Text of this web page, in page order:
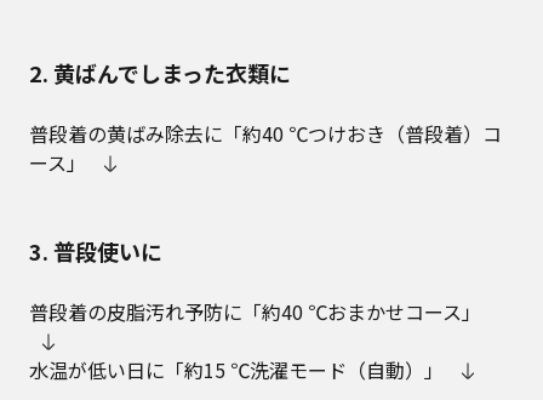
2. 黄ばんでしまった衣類に
普段着の黄ばみ除去に「約40 ℃つけおき（普段着）コ
ース」
3. 普段使いに
普段着の皮脂汚れ予防に「約40 ℃おまかせコース」
水温が低い日に「約15 ℃洗濯モード（自動）」